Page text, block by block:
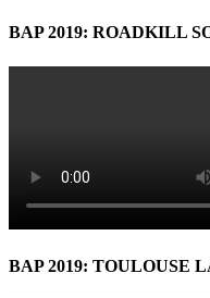
BAP 2019: ROADKILL
BAP 2019: TOULOUSE